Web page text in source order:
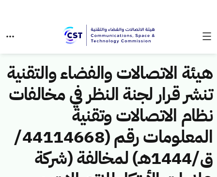
هيئة الاتصالات والفضاء والتقنية
تنشر قرار لجنة النظر في مخالفات
نظام الاتصالات وتقنية
المعلومات رقم (44114668/
ق/1444هـ) لمخالفة (شركة